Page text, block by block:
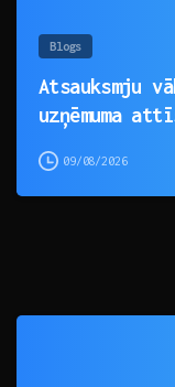
Blogs
Atsauksmju
uzņēmuma
09/08/2026